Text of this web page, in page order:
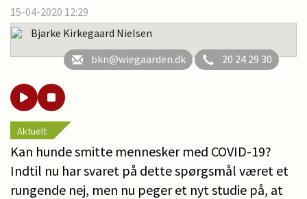
15-04-2020 12:29
Bjarke Kirkegaard Nielsen
bkn@wiegaarden.dk
20 24 29 30
Aktuelt
Kan hunde smitte mennesker med COVID-19?
Indtil nu har svaret på dette spørgsmål været et
rungende nej, men nu peger et nyt studie på, at